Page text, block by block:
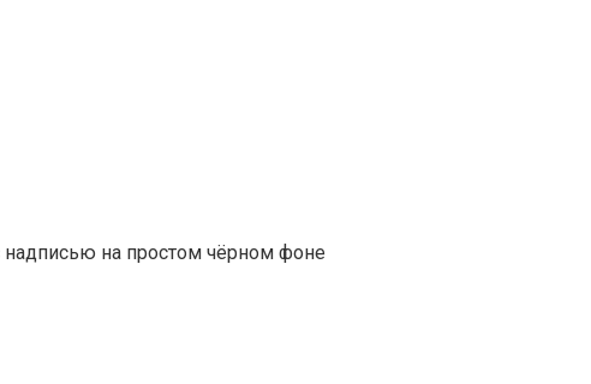
надписью на простом чёрном фоне